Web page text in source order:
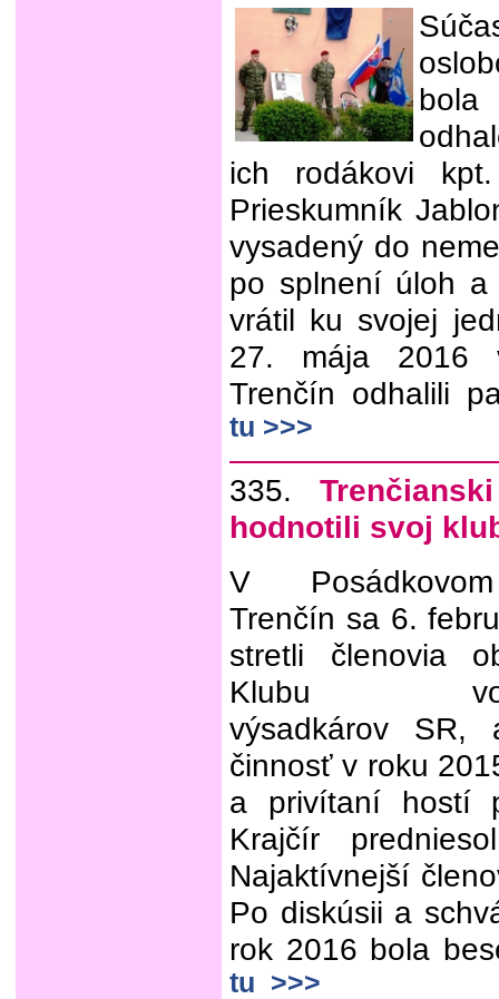
ich rodákovi
Prieskumník
vysadený do
po splnení úloh a
vrátil ku svojej
27. mája 2016
Trenčín odhalili
tu >>>
335.
hodnotili svoj
V
Trenčín sa 6.
stretli členovia
Klubu
výsadkárov SR,
činnosť v roku
a privítaní hostí
Krajčír
Najaktívnejší
Po diskúsii a
rok 2016 bola
tu >>>